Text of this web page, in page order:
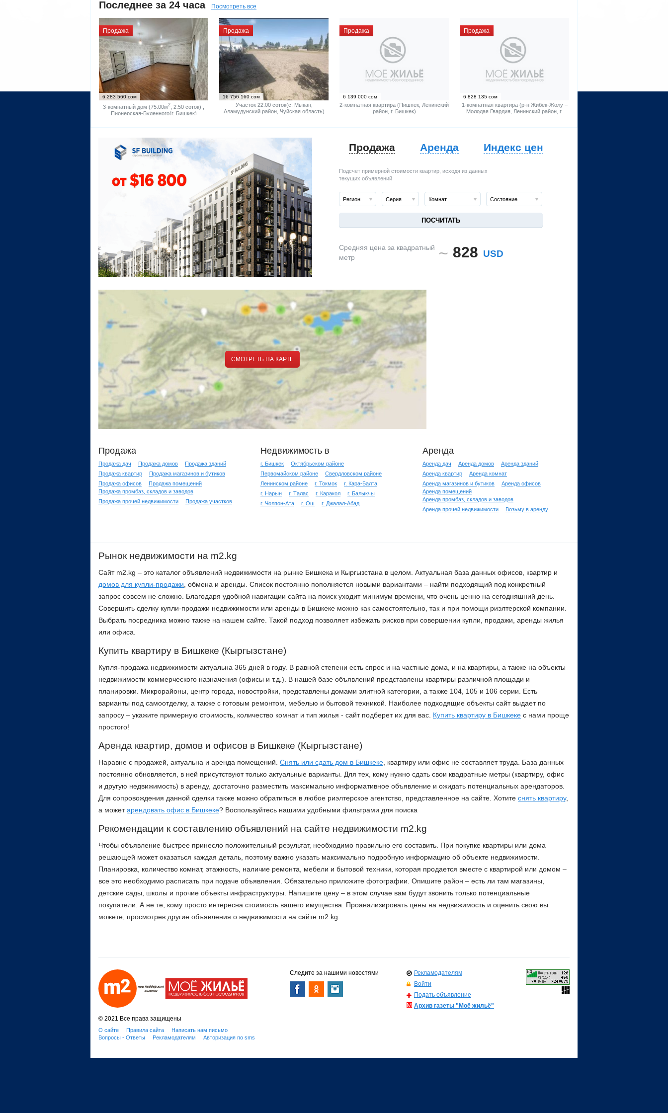
Последнее за 24 часа Посмотреть все
Продажа
6 283 560 сом
3-комнатный дом (75.00м2 , 2.50 соток) ,
Пионерская-Буденного(г. Бишкек)
Продажа
16 756 160 сом
Участок 22.00 соток(с. Мыкан,
Аламудунский район, Чуйская область)
Продажа
6 139 000 сом
2-комнатная квартира (Пишпек, Ленинский
район, г. Бишкек)
Продажа
6 828 135 сом
1-комнатная квартира (р-н Жибек-Жолу –
Молодая Гвардия, Ленинский район, г.
Продажа Аренда Индекс цен
Подсчет примерной стоимости квартир, исходя из данных
текущих объявлений
Регион Серия Комнат Состояние
Средняя цена за квадратный
метр
~ 828 USD
СМОТРЕТЬ НА КАРТЕ
Продажа
Продажа дач Продажа домов
Продажа зданий
Продажа квартир
Продажа магазинов и бутиков
Продажа офисов
Продажа помещений
Продажа промбаз, складов и заводов
Продажа прочей недвижимости
Продажа участков
Недвижимость в
г. Бишкек
Октябрьском районе
Первомайском районе
Свердловском районе
Ленинском районе
г. Токмок
г. Кара-Балта
г. Нарын
г. Талас г. Каракол
г. Балыкчы
г. Чолпон-Ата
г. Ош г. Джалал-Абад
Аренда
Аренда дач Аренда домов
Аренда зданий
Аренда квартир
Аренда комнат
Аренда магазинов и бутиков
Аренда офисов
Аренда помещений
Аренда промбаз, складов и заводов
Аренда прочей недвижимости
Возьму в аренду
Рынок недвижимости на m2.kg
Сайт m2.kg – это каталог объявлений недвижимости на рынке Бишкека и Кыргызстана в целом. Актуальная база данных офисов, квартир и
домов для купли-продажи , обмена и аренды. Список постоянно пополняется новыми вариантами – найти подходящий под конкретный
запрос совсем не сложно. Благодаря удобной навигации сайта на поиск уходит минимум времени, что очень ценно на сегодняшний день.
Совершить сделку купли-продажи недвижимости или аренды в Бишкеке можно как самостоятельно, так и при помощи риэлтерской компании.
Выбрать посредника можно также на нашем сайте. Такой подход позволяет избежать рисков при совершении купли, продажи, аренды жилья
или офиса.
Купить квартиру в Бишкеке (Кыргызстане)
Купля-продажа недвижимости актуальна 365 дней в году. В равной степени есть спрос и на частные дома, и на квартиры, а также на объекты
недвижимости коммерческого назначения (офисы и т.д.). В нашей базе объявлений представлены квартиры различной площади и
планировки. Микрорайоны, центр города, новостройки, представлены домами элитной категории, а также 104, 105 и 106 серии. Есть
варианты под самоотделку, а также с готовым ремонтом, мебелью и бытовой техникой. Наиболее подходящие объекты сайт выдает по
запросу – укажите примерную стоимость, количество комнат и тип жилья - сайт подберет их для вас. Купить квартиру в Бишкеке с нами проще
простого!
Аренда квартир, домов и офисов в Бишкеке (Кыргызстане)
Наравне с продажей, актуальна и аренда помещений. Снять или сдать дом в Бишкеке , квартиру или офис не составляет труда. База данных
постоянно обновляется, в ней присутствуют только актуальные варианты. Для тех, кому нужно сдать свои квадратные метры (квартиру, офис
и другую недвижимость) в аренду, достаточно разместить максимально информативное объявление и ожидать потенциальных арендаторов.
Для сопровождения данной сделки также можно обратиться в любое риэлтерское агентство, представленное на сайте. Хотите снять квартиру,
а можетарендовать офис в Бишкеке? Воспользуйтесь нашими удобными фильтрами для поиска
Рекомендации к составлению объявлений на сайте недвижимости m2.kg
Чтобы объявление быстрее принесло положительный результат, необходимо правильно его составить. При покупке квартиры или дома
решающей может оказаться каждая деталь, поэтому важно указать максимально подробную информацию об объекте недвижимости.
Планировка, количество комнат, этажность, наличие ремонта, мебели и бытовой техники, которая продается вместе с квартирой или домом –
все это необходимо расписать при подаче объявления. Обязательно приложите фотографии. Опишите район – есть ли там магазины,
детские сады, школы и прочие объекты инфраструктуры. Напишите цену – в этом случае вам будут звонить только потенциальные
покупатели. А не те, кому просто интересна стоимость вашего имущества. Проанализировать цены на недвижимость и оценить свою вы
можете, просмотрев другие объявления о недвижимости на сайте m2.kg.
© 2021 Все права защищены
О сайте Правила сайта
Написать нам письмо
Вопросы - Ответы
Рекламодателям Авторизация по sms
Следите за нашими новостями
Рекламодателям
Войти
Подать объявление
Архив газеты "Моё жильё"